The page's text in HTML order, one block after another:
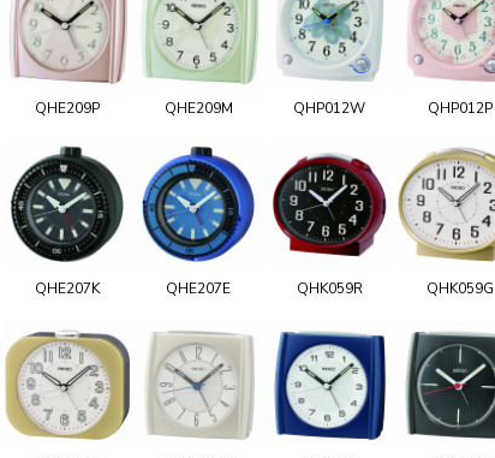
QHE209P QHE209M QHP012W QHP012P
QHE207K QHE207E QHK059R QHK059G